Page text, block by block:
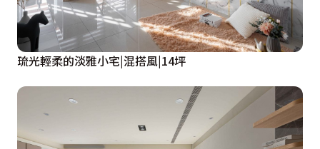
琉光輕柔的淡雅小宅|混搭風|14坪